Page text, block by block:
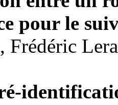
pour le
Frédéric